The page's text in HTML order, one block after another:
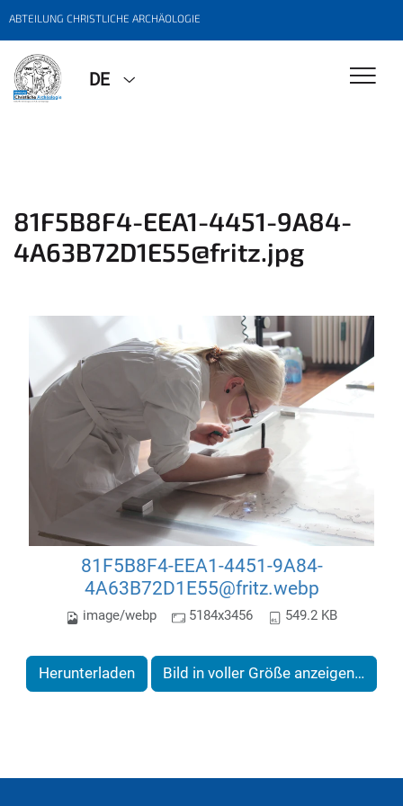
ABTEILUNG CHRISTLICHE ARCHÄOLOGIE
DE
81F5B8F4-EEA1-4451-9A84-
4A63B72D1E55@fritz.jpg
81F5B8F4-EEA1-4451-9A84-
4A63B72D1E55@fritz.webp
image/webp 5184x3456 549.2 KB
Herunterladen Bild in voller Größe anzeigen…